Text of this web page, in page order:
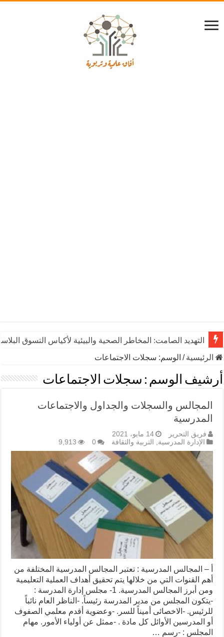
التهديد الصامت: المخاطر الصحية والبيئية لأكياس التسوق
الرئيسية/ الوسم: سجلات الاجتماعات
أرشيف الوسم : سجلات الاجتماعات
المجالس والسجلات والجداول والاجتماعات
المدرسية
فريق التحرير
14 مايو، 2021
الإدارة المدرسية, التربية والثقافة 0
9,913
أ – المجالس المدرسية : تعتبر المجالس المدرسية المختلفة من
أهم القنوات التي من خلالها يتم تحقيق أهداف العملية التعليمية
ومن أبرز المجالس المدرسية. 1- مجلس إدارة المدرسة :
-يتكون المجلس من مدير المدرسة رئيساً. -الناظر العام نائباً
للرئيس. -الاخصائى أميناً للسر. -وعضوية أقدم معلمي الصفوف
أو المدرسين الأوائل كل مادة . -ممثل عن أولياء الأمور. مهام
المجلس : -رسم …